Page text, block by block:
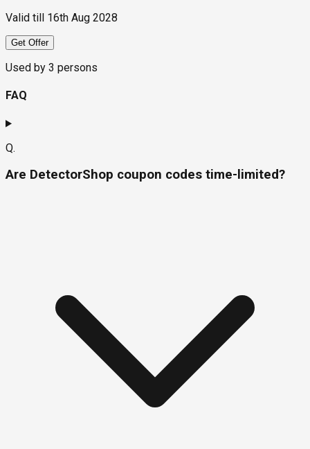
Valid till 16th Aug 2028
Get Offer
Used by 3 persons
FAQ
Q.
Are DetectorShop coupon codes time-limited?